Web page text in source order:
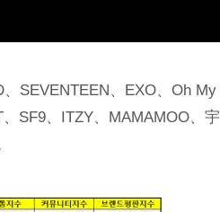
SEVENTEEN、EXO、Oh My
SF9、ITZY、MAMAMOO、宇